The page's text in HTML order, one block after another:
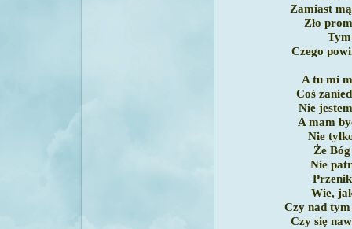
Zamiast
Zło
Czego
A tu mi
Coś
Nie
A mam
Nie
Że
Nie
Wie,
Czy nad
Czy się